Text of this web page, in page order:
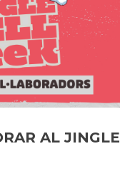
AL JINGLE